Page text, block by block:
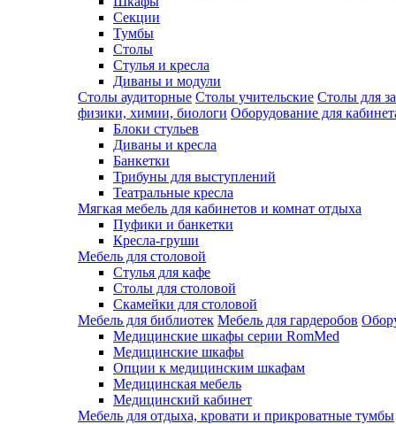
Секции
Тумбы
Столы
Стулья и кресла
Диваны и модули
Столы аудиторные Столы учительские Столы для
физики, химии, биологи Оборудование для
Блоки стульев
Диваны и кресла
Банкетки
Трибуны для выступлений
Театральные кресла
Мягкая мебель для кабинетов и комнат отдыха
Пуфики и банкетки
Кресла-груши
Мебель для столовой
Cтулья для кафе
Cтолы для столовой
Скамейки для столовой
Мебель для библиотек Мебель для гардеробов
Медицинские шкафы серии RomMed
Медицинские шкафы
Опции к медицинским шкафам
Медицинская мебель
Медицинский кабинет
Мебель для отдыха, кровати и прикроватные тумбы